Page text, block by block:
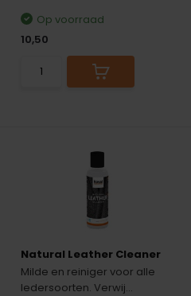
Op voorraad
10,50
Natural Leather Cleaner
Milde en reiniger voor alle
ledersoorten. Verwij...